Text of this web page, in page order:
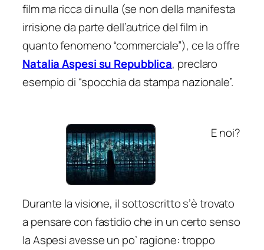
film ma ricca di nulla (se non della manifesta
irrisione da parte dell’autrice del film in
quanto fenomeno “commerciale”), ce la offre
Natalia Aspesi su Repubblica, preclaro
esempio di “spocchia da stampa nazionale”.
E noi?
Durante la visione, il sottoscritto s’è trovato
a pensare con fastidio che in un certo senso
la Aspesi avesse un po’ ragione: troppo